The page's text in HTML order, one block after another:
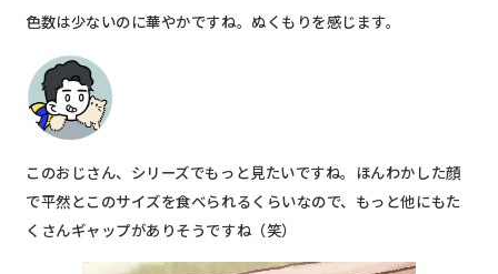
色数は少ないのに華やかですね。ぬくもりを感じます。
このおじさん、シリーズでもっと見たいですね。ほんわかした顔
で平然とこのサイズを食べられるくらいなので、もっと他にもた
くさんギャップがありそうですね（笑）